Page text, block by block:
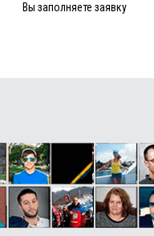
Вы заполняете заявку